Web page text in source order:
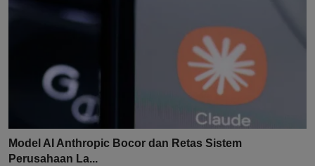
Model AI Anthropic Bocor dan Retas Sistem
Perusahaan La...